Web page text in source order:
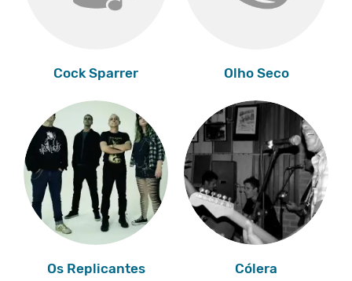
Cock Sparrer Olho Seco
Os Replicantes Cólera